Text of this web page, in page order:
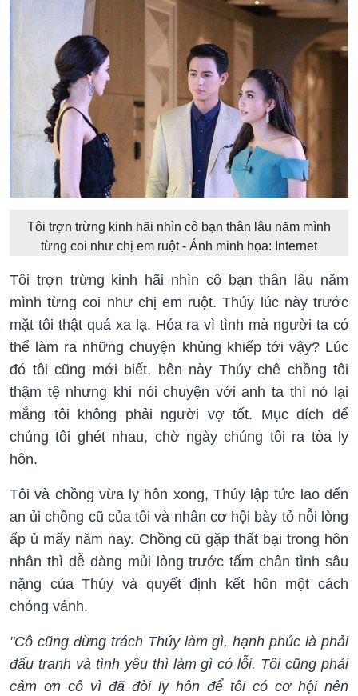
Tôi trợn trừng kinh hãi nhìn cô bạn thân lâu năm mình
từng coi như chị em ruột - Ảnh minh họa: Internet
Tôi trợn trừng kinh hãi nhìn cô bạn thân lâu năm
mình từng coi như chị em ruột. Thúy lúc này trước
mặt tôi thật quá xa lạ. Hóa ra vì tình mà người ta có
thể làm ra những chuyện khủng khiếp tới vậy? Lúc
đó tôi cũng mới biết, bên này Thúy chê chồng tôi
thậm tệ nhưng khi nói chuyện với anh ta thì nó lại
mắng tôi không phải người vợ tốt. Mục đích để
chúng tôi ghét nhau, chờ ngày chúng tôi ra tòa ly
hôn.
Tôi và chồng vừa ly hôn xong, Thúy lập tức lao đến
an ủi chồng cũ của tôi và nhân cơ hội bày tỏ nỗi lòng
ấp ủ mấy năm nay. Chồng cũ gặp thất bại trong hôn
nhân thì dễ dàng mủi lòng trước tấm chân tình sâu
nặng của Thúy và quyết định kết hôn một cách
chóng vánh.
"Cô cũng đừng trách Thúy làm gì, hạnh phúc là phải
đấu tranh và tình yêu thì làm gì có lỗi. Tôi cũng phải
cảm ơn cô vì đã đòi ly hôn để tôi có cơ hội nên